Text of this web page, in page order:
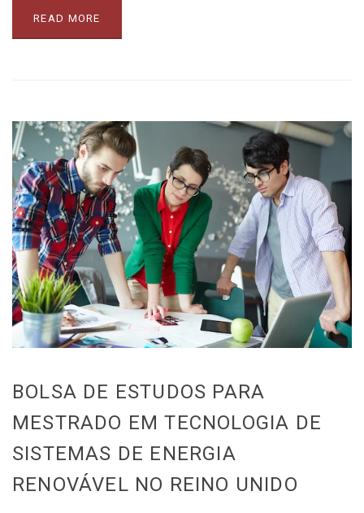
READ MORE
BOLSA DE ESTUDOS PARA
MESTRADO EM TECNOLOGIA DE
SISTEMAS DE ENERGIA
RENOVÁVEL NO REINO UNIDO